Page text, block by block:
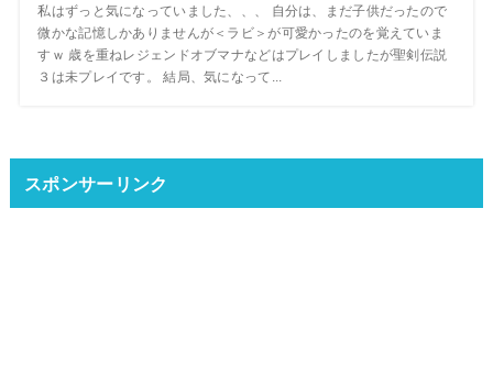
私はずっと気になっていました、、、 自分は、まだ子供だったので
微かな記憶しかありませんが＜ラビ＞が可愛かったのを覚えていま
すｗ 歳を重ねレジェンドオブマナなどはプレイしましたが聖剣伝説
３は未プレイです。 結局、気になって...
スポンサーリンク